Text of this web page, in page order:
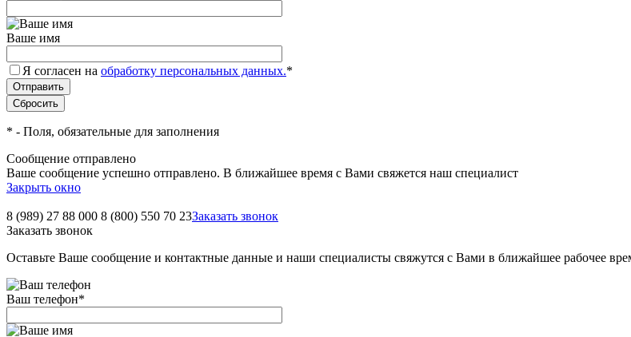
Ваше имя
Я согласен на обработку персональных данных.*
* - Поля, обязательные для заполнения
Сообщение отправлено
Ваше сообщение успешно отправлено. В ближайшее время с Вами свяжется наш специалист
Закрыть окно
8 (989) 27 88 000 8 (800) 550 70 23Заказать звонок
Заказать звонок
Оставьте Ваше сообщение и контактные данные и наши специалисты свяжутся с Вами в ближайшее рабочее
Ваш телефон*